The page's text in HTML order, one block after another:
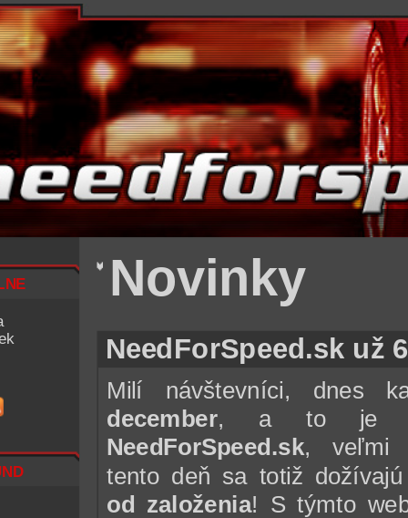
Novinky
NeedForSpeed.sk už
Milí návštevníci, dnes
december, a to je
NeedForSpeed.sk, veľmi
tento deň sa totiž
od založenia! S týmto